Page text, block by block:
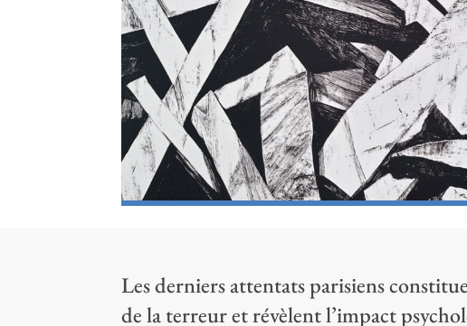
Les derniers attentats parisiens
de la terreur et révèlent l’impact